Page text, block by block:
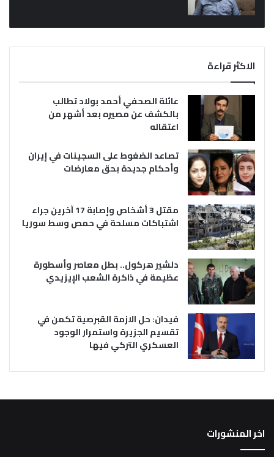
الاكثر قراءة
عائلة الصحفي أحمد بولاد تطالب
بالكشف عن مصيره بعد أشهر من
اعتقاله
تصاعد الضغوط على السجينات في إيران
وأحكام جديدة بحق معارضات
مقتل 3 أشخاص وإصابة 17 آخرين جراء
اشتباكات مسلحة في حمص وسط سوريا
دلشير هركول.. بطل معاصر وأسطورة
عظيمة في ذاكرة الشعب الإيزيدي
فيدان: حل الازمة القبرصية تكمن في
تقسيم الجزيرة واستمرار الوجود
العسكري التركي فيها
اخر المنشورات